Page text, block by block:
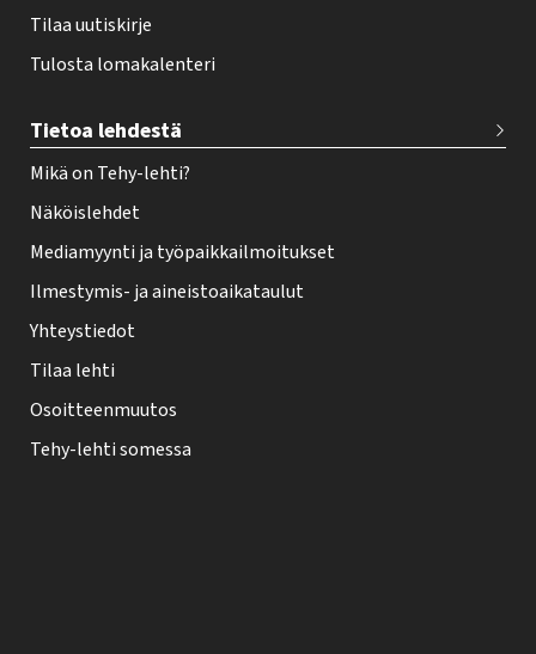
Tilaa uutiskirje
Tulosta lomakalenteri
Tietoa lehdestä
Mikä on Tehy-lehti?
Näköislehdet
Mediamyynti ja työpaikkailmoitukset
Ilmestymis- ja aineistoaikataulut
Yhteystiedot
Tilaa lehti
Osoitteenmuutos
Tehy-lehti somessa